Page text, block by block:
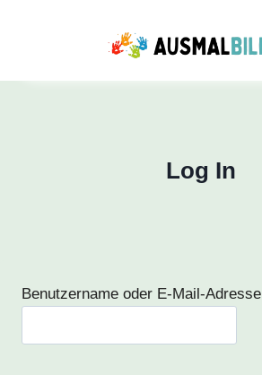
Log In
Benutzername oder E-Mail-Adresse